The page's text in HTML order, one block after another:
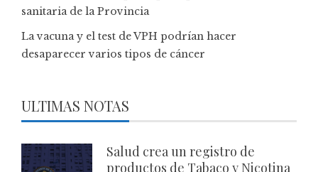
sanitaria de la Provincia
La vacuna y el test de VPH podrían hacer
desaparecer varios tipos de cáncer
ULTIMAS NOTAS
Salud crea un registro de
productos de Tabaco y Nicotina